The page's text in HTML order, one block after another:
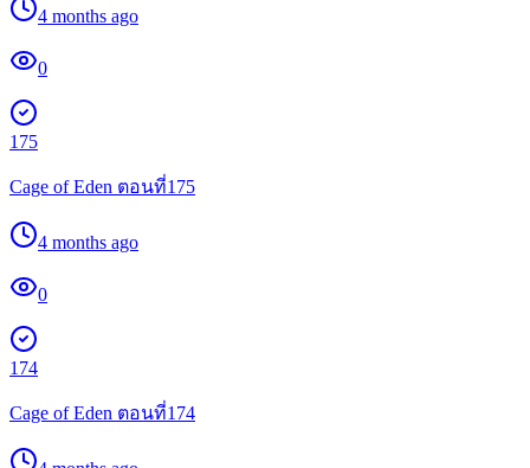
4 months ago
0
175
Cage of Eden ตอนที่175
4 months ago
0
174
Cage of Eden ตอนที่174